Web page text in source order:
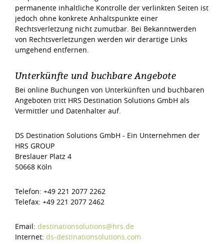
permanente inhaltliche Kontrolle der verlinkten Seiten ist
jedoch ohne konkrete Anhaltspunkte einer
Rechtsverletzung nicht zumutbar. Bei Bekanntwerden
von Rechtsverletzungen werden wir derartige Links
umgehend entfernen.
Unterkünfte und buchbare Angebote
Bei online Buchungen von Unterkünften und buchbaren
Angeboten tritt HRS Destination Solutions GmbH als
Vermittler und Datenhalter auf.
DS Destination Solutions GmbH - Ein Unternehmen der
HRS GROUP
Breslauer Platz 4
50668 Köln
Telefon: +49 221 2077 2262
Telefax: +49 221 2077 2462
Email: destinationsolutions@hrs.de
Internet: ds-destinationsolutions.com